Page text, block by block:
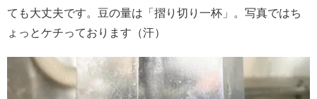
ても大丈夫です。豆の量は「摺り切り一杯」。写真ではち
ょっとケチっております（汗）